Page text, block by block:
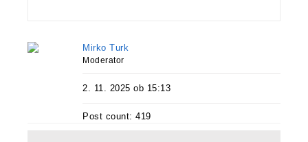
Mirko Turk
Moderator
2. 11. 2025 ob 15:13
Post count: 419